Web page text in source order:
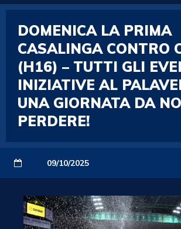
DOMENICA LA PRIMA
CASALINGA CONTRO
(H16) – TUTTI GLI
INIZIATIVE AL
UNA GIORNATA DA
PERDERE!
09/10/2025